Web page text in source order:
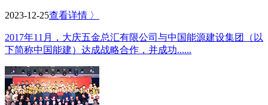
2023-12-25查看详情 〉
2017年11月，大庆五金总汇有限公司与中国能源建设集团（以
下简称中国能建）达成战略合作，并成功......